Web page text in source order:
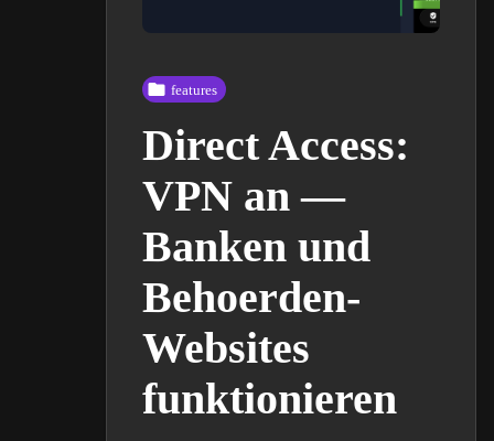
features
Direct Access:
VPN an —
Banken und
Behoerden-
Websites
funktionieren